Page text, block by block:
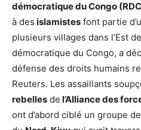
démocratique du Congo
à des islamistes font partie
plusieurs villages dans l’Est
démocratique du Congo, a
défense des droits humains
Reuters. Les assaillants
rebelles de l’Alliance des
ont d’abord ciblé un groupe